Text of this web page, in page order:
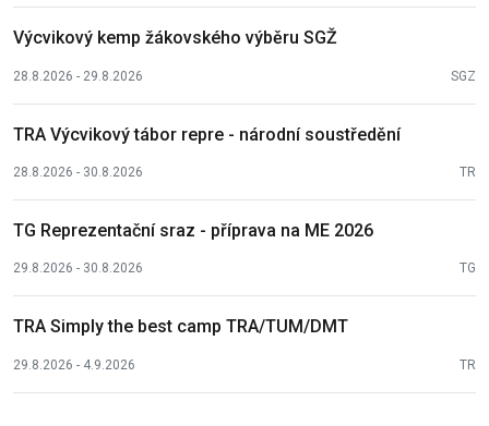
Výcvikový kemp žákovského výběru SGŽ
28.8.2026 - 29.8.2026 SGZ
TRA Výcvikový tábor repre - národní soustředění
28.8.2026 - 30.8.2026 TR
TG Reprezentační sraz - příprava na ME 2026
29.8.2026 - 30.8.2026 TG
TRA Simply the best camp TRA/TUM/DMT
29.8.2026 - 4.9.2026 TR